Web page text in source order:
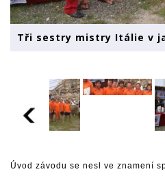
Tři sestry mistry Itálie v
Úvod závodu se nesl ve znamení